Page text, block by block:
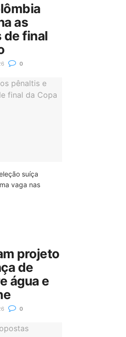
as
de final
0
suíça
vaga nas
projeto
de
água e
0